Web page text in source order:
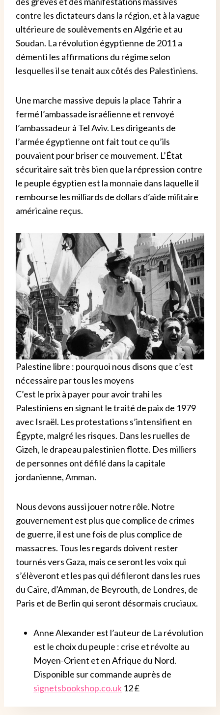
contre les dictateurs dans la région, et à la vague
ultérieure de soulèvements en Algérie et au
Soudan. La révolution égyptienne de 2011 a
démenti les affirmations du régime selon
lesquelles il se tenait aux côtés des Palestiniens.
Une marche massive depuis la place Tahrir a
fermé l’ambassade israélienne et renvoyé
l’ambassadeur à Tel Aviv. Les dirigeants de
l’armée égyptienne ont fait tout ce qu’ils
pouvaient pour briser ce mouvement. L’État
sécuritaire sait très bien que la répression contre
le peuple égyptien est la monnaie dans laquelle il
rembourse les milliards de dollars d’aide militaire
américaine reçus.
Palestine libre : pourquoi nous disons que c’est
nécessaire par tous les moyens
C’est le prix à payer pour avoir trahi les
Palestiniens en signant le traité de paix de 1979
avec Israël. Les protestations s’intensifient en
Égypte, malgré les risques. Dans les ruelles de
Gizeh, le drapeau palestinien flotte. Des milliers
de personnes ont défilé dans la capitale
jordanienne, Amman.
Nous devons aussi jouer notre rôle. Notre
gouvernement est plus que complice de crimes
de guerre, il est une fois de plus complice de
massacres. Tous les regards doivent rester
tournés vers Gaza, mais ce seront les voix qui
s’élèveront et les pas qui défileront dans les rues
du Caire, d’Amman, de Beyrouth, de Londres, de
Paris et de Berlin qui seront désormais cruciaux.
Anne Alexander est l’auteur de La révolution
est le choix du peuple : crise et révolte au
Moyen-Orient et en Afrique du Nord.
Disponible sur commande auprès de
signetsbookshop.co.uk 12 £